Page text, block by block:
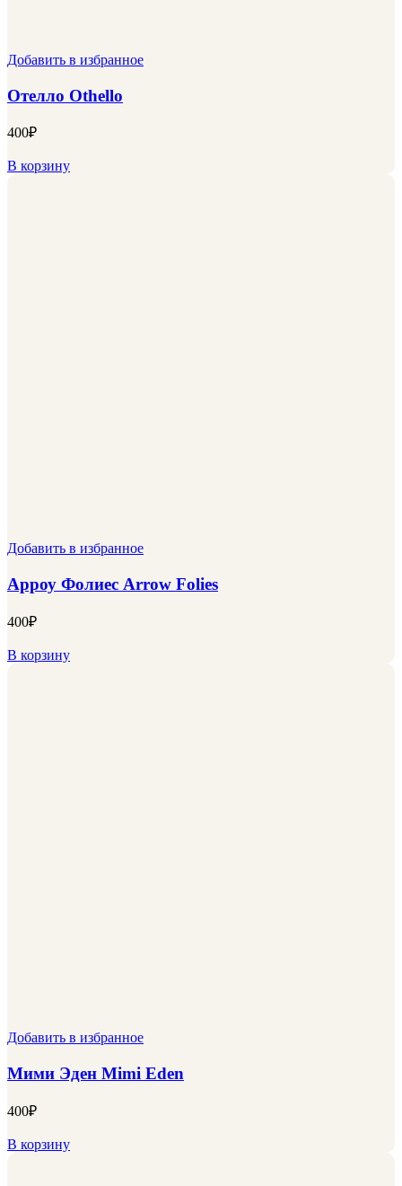
Добавить в избранное
Отелло Othello
400₽
В корзину
Добавить в избранное
Арроу Фолиес Arrow Folies
400₽
В корзину
Добавить в избранное
Мими Эден Mimi Eden
400₽
В корзину